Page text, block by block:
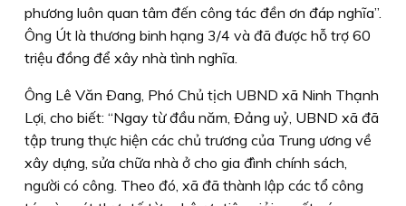
phương luôn quan tâm đến công tác đền ơn đáp nghĩa”.
Ông Út là thương binh hạng 3/4 và đã được hỗ trợ 60
triệu đồng để xây nhà tình nghĩa.
Ông Lê Văn Ðang, Phó Chủ tịch UBND xã Ninh Thạnh
Lợi, cho biết: “Ngay từ đầu năm, Ðảng uỷ, UBND xã đã
tập trung thực hiện các chủ trương của Trung ương về
xây dựng, sửa chữa nhà ở cho gia đình chính sách,
người có công. Theo đó, xã đã thành lập các tổ công